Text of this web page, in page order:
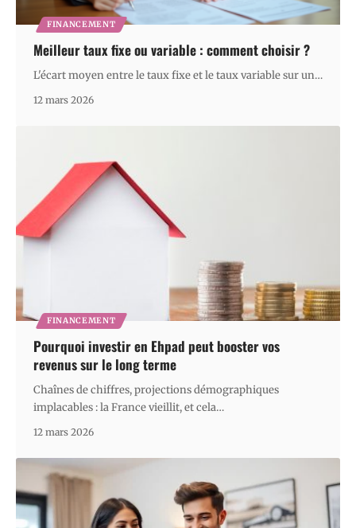
FINANCEMENT
Meilleur taux fixe ou variable : comment choisir ?
L'écart moyen entre le taux fixe et le taux variable sur un…
12 mars 2026
FINANCEMENT
Pourquoi investir en Ehpad peut booster vos
revenus sur le long terme
Chaînes de chiffres, projections démographiques
implacables : la France vieillit, et cela…
12 mars 2026